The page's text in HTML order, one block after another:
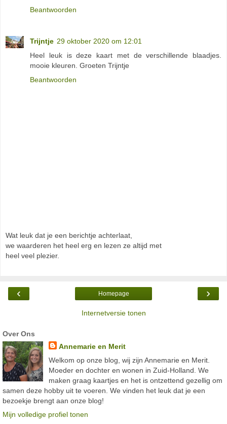
Beantwoorden
Trijntje 29 oktober 2020 om 12:01
Heel leuk is deze kaart met de verschillende blaadjes.
mooie kleuren. Groeten Trijntje
Beantwoorden
Wat leuk dat je een berichtje achterlaat,
we waarderen het heel erg en lezen ze altijd met
heel veel plezier.
‹ ›
Homepage
Internetversie tonen
Over Ons
Annemarie en Merit
Welkom op onze blog, wij zijn Annemarie en Merit.
Moeder en dochter en wonen in Zuid-Holland. We
maken graag kaartjes en het is ontzettend gezellig om
samen deze hobby uit te voeren. We vinden het leuk dat je een
bezoekje brengt aan onze blog!
Mijn volledige profiel tonen